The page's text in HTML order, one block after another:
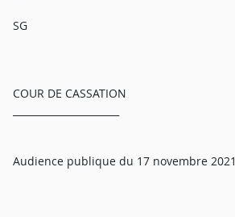
SG
COUR DE CASSATION
Audience publique du 17 novembre 2021